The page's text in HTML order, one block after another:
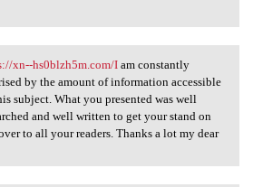
xn--hs0blzh5m.com/I
xn--hs0blzh5m.com/Iam constantly
by the amount of information accessible
subject. What you presented was well
and well written to get your stand on
to all your readers. Thanks a lot my dear